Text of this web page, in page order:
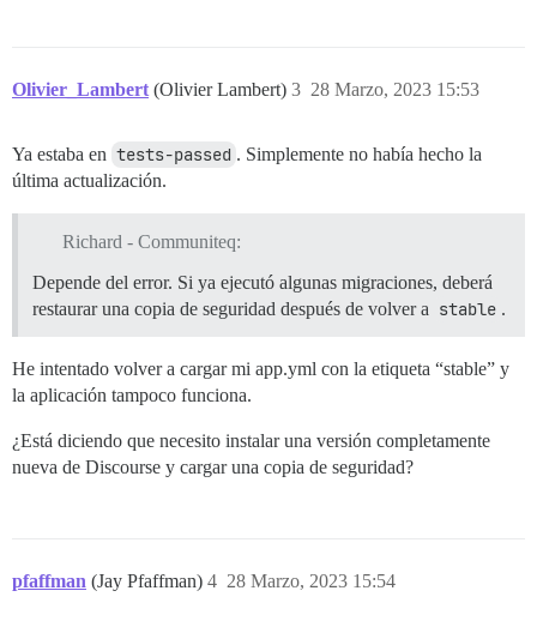
Olivier_Lambert (Olivier Lambert) 28 Marzo, 2023 15:53
3
Ya estaba en tests-passed . Simplemente no había hecho la
última actualización.
Richard - Communiteq:
Depende del error. Si ya ejecutó algunas migraciones, deberá
restaurar una copia de seguridad después de volver a stable .
He intentado volver a cargar mi app.yml con la etiqueta “stable” y
la aplicación tampoco funciona.
¿Está diciendo que necesito instalar una versión completamente
nueva de Discourse y cargar una copia de seguridad?
pfaffman (Jay Pfaffman) 28 Marzo, 2023 15:54
4